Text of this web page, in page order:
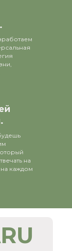
на
каждом